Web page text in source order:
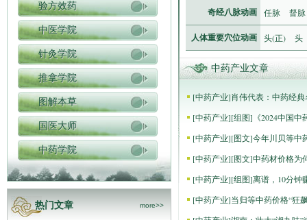
验方效药
中医学院
针灸学院
推拿学院
图解本草
国医大师
中药学院
热门文章 more>>
奇经八脉动画 任脉 督脉
人体重要穴位动画 头(正) 头
中药产业文章
[中药产业]肖伟代表：中药经典
[中药产业][组图] 《2024中国
[中药产业][图文]今年川贝等中
[中药产业][图文]中药材价格为
[中药产业][组图]离谱，10分钟
[中药产业]当归等中药价格“狂